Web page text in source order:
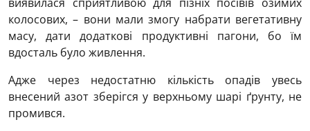
колосових, – вони мали змогу набрати вегетативну
масу, дати додаткові продуктивні пагони, бо їм
вдосталь було живлення.
Адже через недостатню кількість опадів увесь
внесений азот зберігся у верхньому шарі ґрунту, не
промився.